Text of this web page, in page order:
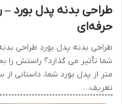
طراحی بدنه پدل بورد –
حرفه‌ای
طراحی بدنه پدل بورد طراحی
شما تأثیر می گذارد؟ راستش را
متر از پدل بورد شما، داستانی از
تعریف…